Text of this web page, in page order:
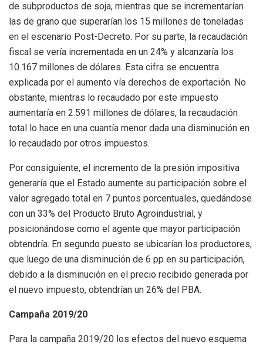
de subproductos de soja, mientras que se incrementarían
las de grano que superarían los 15 millones de toneladas
en el escenario Post-Decreto. Por su parte, la recaudación
fiscal se vería incrementada en un 24% y alcanzaría los
10.167 millones de dólares. Esta cifra se encuentra
explicada por el aumento vía derechos de exportación. No
obstante, mientras lo recaudado por este impuesto
aumentaría en 2.591 millones de dólares, la recaudación
total lo hace en una cuantía menor dada una disminución en
lo recaudado por otros impuestos.
Por consiguiente, el incremento de la presión impositiva
generaría que el Estado aumente su participación sobre el
valor agregado total en 7 puntos porcentuales, quedándose
con un 33% del Producto Bruto Agroindustrial, y
posicionándose como el agente que mayor participación
obtendría. En segundo puesto se ubicarían los productores,
que luego de una disminución de 6 pp en su participación,
debido a la disminución en el precio recibido generada por
el nuevo impuesto, obtendrían un 26% del PBA.
Campaña 2019/20
Para la campaña 2019/20 los efectos del nuevo esquema